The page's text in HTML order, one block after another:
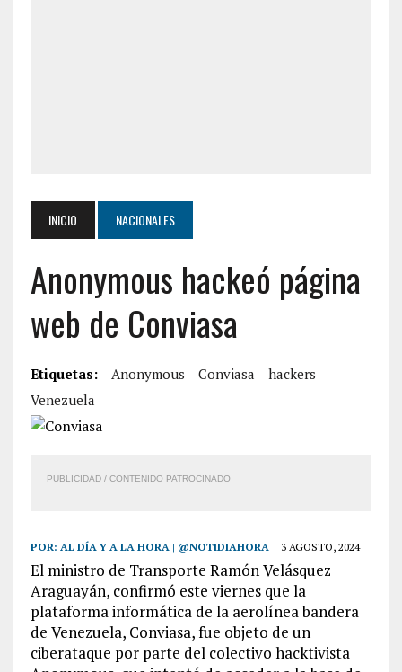
INICIO NACIONALES
Anonymous hackeó página
web de Conviasa
Etiquetas: Anonymous Conviasa
hackers
Venezuela
PUBLICIDAD / CONTENIDO PATROCINADO
POR: AL DÍA Y A LA HORA | @NOTIDIAHORA 3 AGOSTO, 2024
El ministro de Transporte Ramón Velásquez
Araguayán, confirmó este viernes que la
plataforma informática de la aerolínea bandera
de Venezuela, Conviasa, fue objeto de un
ciberataque por parte del colectivo hacktivista